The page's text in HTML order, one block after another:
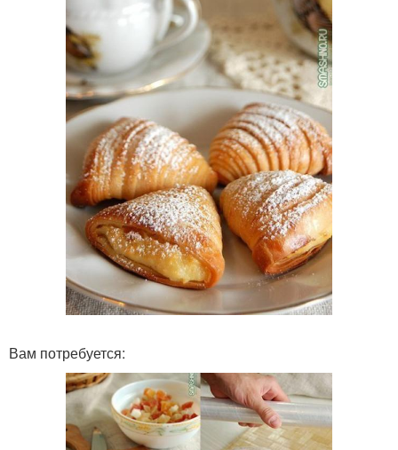
Вам потребуется: